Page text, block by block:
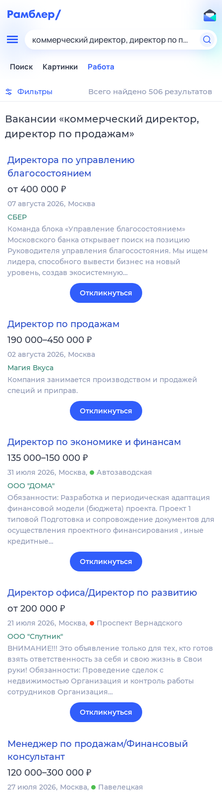
коммерческий директор, директор по продажам
Поиск Картинки Работа
Фильтры Всего найдено 506 результатов
Вакансии «коммерческий директор,
директор по продажам»
Директора по управлению
благосостоянием
от 400 000 ₽
07 августа 2026 Москва
СБЕР
Команда блока «Управление благосостоянием»
Московского банка открывает поиск на позицию
Руководителя управления благосостояния. Мы ищем
лидера, способного вывести бизнес на новый
уровень, создав экосистемную…
Откликнуться
Директор по продажам
190 000–450 000 ₽
02 августа 2026 Москва
Магия Вкуса
Компания занимается производством и продажей
специй и приправ.
Откликнуться
Директор по экономике и финансам
135 000–150 000 ₽
31 июля 2026 Москва
Автозаводская
ООО "ДОМА"
Обязанности: Разработка и периодическая адаптация
финансовой модели (бюджета) проекта. Проект 1
типовой Подготовка и сопровождение документов для
осуществления проектного финансирования , иные
кредитные…
Откликнуться
Директор офиса/Директор по развитию
от 200 000 ₽
21 июля 2026 Москва
Проспект Вернадского
ООО "Спутник"
ВНИМАНИЕ!!! Это объявление только для тех, кто готов
взять ответственность за себя и свою жизнь в Свои
руки! Обязанности: Проведение сделок с
недвижимостью Организация и контроль работы
сотрудников Организация…
Откликнуться
Менеджер по продажам/Финансовый
консультант
120 000–300 000 ₽
27 июля 2026 Москва
Павелецкая